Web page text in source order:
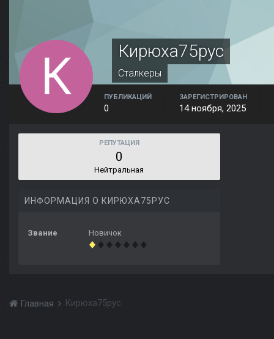
Кирюха75рус
Сталкеры
ПУБЛИКАЦИЙ
0
ЗАРЕГИСТРИРОВАН
14 ноября, 2025
РЕПУТАЦИЯ
0
Нейтральная
ИНФОРМАЦИЯ О КИРЮХА75РУС
Звание Новичок
Главная Кирюха75рус